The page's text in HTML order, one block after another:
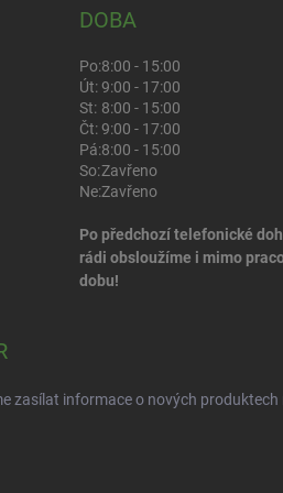
DOBA
Po:8:00 - 15:00
Út: 9:00 - 17:00
St: 8:00 - 15:00
Čt: 9:00 - 17:00
Pá:8:00 - 15:00
So:Zavřeno
Ne:Zavřeno
Po předchozí telefonické
rádi obsloužíme i mimo
dobu!
zasílat informace o nových produktech